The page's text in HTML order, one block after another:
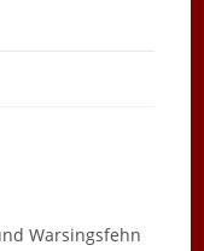
Warsingsfehn